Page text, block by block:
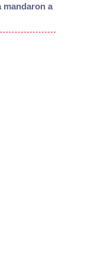
mandaron a